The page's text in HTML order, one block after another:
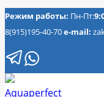
Перейти
к
содержимому
Режим работы: Пн-Пт:
8(915)195-40-70e-mail: